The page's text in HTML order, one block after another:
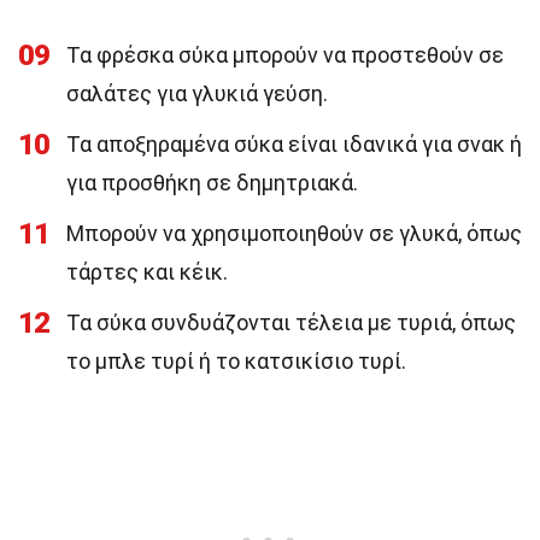
09
Τα φρέσκα σύκα μπορούν να προστεθούν σε
σαλάτες για γλυκιά γεύση.
10
Τα αποξηραμένα σύκα είναι ιδανικά για σνακ ή
για προσθήκη σε δημητριακά.
11
Μπορούν να χρησιμοποιηθούν σε γλυκά, όπως
τάρτες και κέικ.
12
Τα σύκα συνδυάζονται τέλεια με τυριά, όπως
το μπλε τυρί ή το κατσικίσιο τυρί.